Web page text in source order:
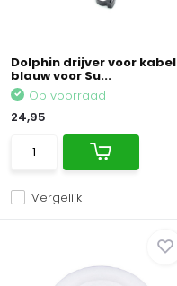
Dolphin drijver voor kabel
blauw voor Su...
Vergelijk
Op voorraad
24,95